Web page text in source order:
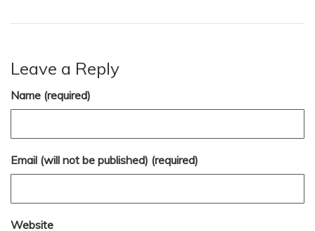
Leave a Reply
Name (required)
Email (will not be published) (required)
Website